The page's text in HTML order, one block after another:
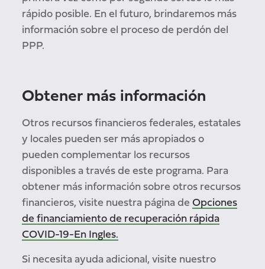
rápido posible. En el futuro, brindaremos más
información sobre el proceso de perdón del
PPP.
Obtener más información
Otros recursos financieros federales, estatales
y locales pueden ser más apropiados o
pueden complementar los recursos
disponibles a través de este programa. Para
obtener más información sobre otros recursos
financieros, visite nuestra página de Opciones
de financiamiento de recuperación rápida
COVID-19-En Ingles.
Si necesita ayuda adicional, visite nuestro